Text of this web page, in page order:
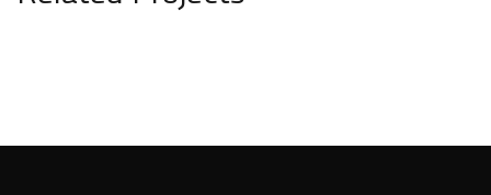
Hotel Ruby Bea